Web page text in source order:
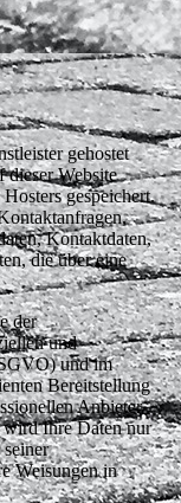
gehostet
dieser Website
gespeichert.
Kontaktdaten,
die über eine
der
und
und im
Bereitstellung
Anbieter
Ihre Daten nur
Weisungen in